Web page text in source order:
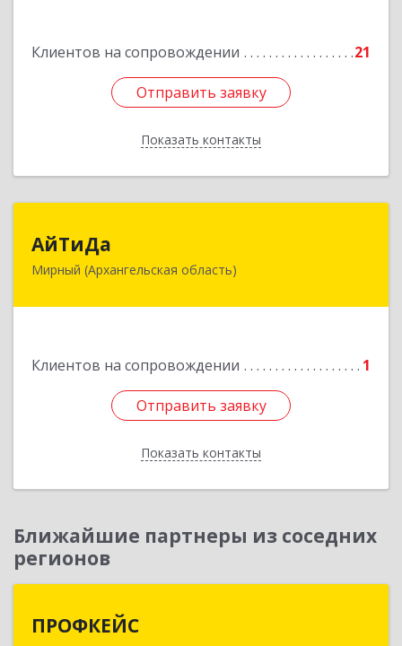
Клиентов на сопровождении 21
Отправить заявку
Показать контакты
Отправить заявку
Назад
АйТиДа
Мирный (Архангельская область)
Клиентов на сопровождении 1
Отправить заявку
Показать контакты
164170, Архангельская обл, Мирный г,
Отправить заявку
Назад
Ближайшие партнеры из соседних
регионов
ПРОФКЕЙС